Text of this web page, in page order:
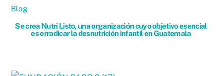
Blog
Se crea Nutri Listo, una organización cuyo objetivo esencial
es erradicar la desnutrición infantil en Guatemala